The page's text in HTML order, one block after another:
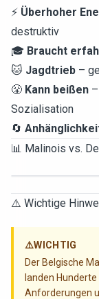
⚡ Überhoher
destruktiv
🎓 Braucht
🐱 Jagdtrieb –
😤 Kann beißen
Sozialisation
🔄
📊 Malinois vs.
⚠️ Wichtige
⚠️WICHTIG
Der Belgische
landen
Anforderungen